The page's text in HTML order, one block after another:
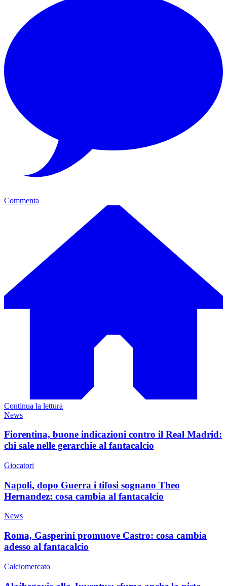
Commenta
Continua la lettura
News
Fiorentina, buone indicazioni contro il Real Madrid:
chi sale nelle gerarchie al fantacalcio
Giocatori
Napoli, dopo Guerra i tifosi sognano Theo
Hernandez: cosa cambia al fantacalcio
News
Roma, Gasperini promuove Castro: cosa cambia
adesso al fantacalcio
Calciomercato